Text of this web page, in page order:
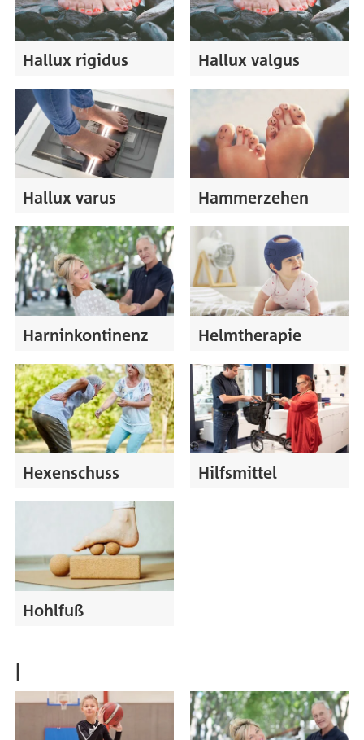
Hallux rigidus Hallux valgus
Hallux varus Hammerzehen
Harninkontinenz Helmtherapie
Hexenschuss Hilfsmittel
Hohlfuß
I